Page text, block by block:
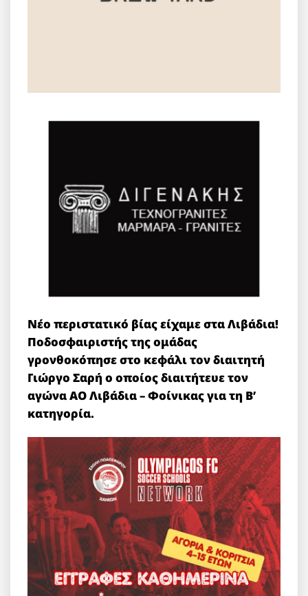
Νέο περιστατικό βίας είχαμε στα Λιβάδια!
Ποδοσφαιριστής της ομάδας
γρονθοκόπησε στο κεφάλι τον διαιτητή
Γιώργο Σαρή ο οποίος διαιτήτευε τον
αγώνα ΑΟ Λιβάδια – Φοίνικας για τη Β’
κατηγορία.